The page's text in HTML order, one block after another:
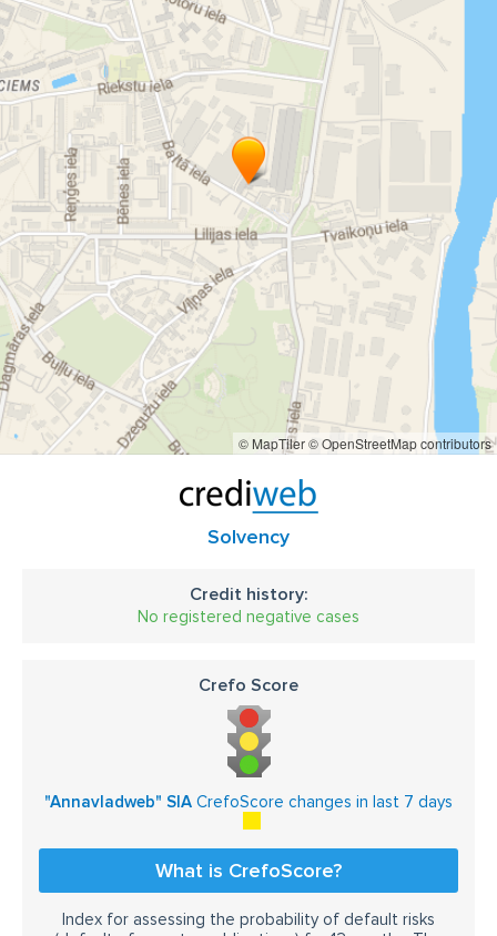
© MapTiler© OpenStreetMap contributors
Solvency
Credit history:
No registered negative cases
Crefo Score
"Annavladweb" SIA CrefoScore changes in last 7 days
What is CrefoScore?
Index for assessing the probability of default risks